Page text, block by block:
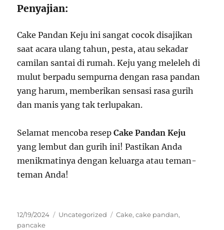
Penyajian:
Cake Pandan Keju ini sangat cocok disajikan
saat acara ulang tahun, pesta, atau sekadar
camilan santai di rumah. Keju yang meleleh di
mulut berpadu sempurna dengan rasa pandan
yang harum, memberikan sensasi rasa gurih
dan manis yang tak terlupakan.
Selamat mencoba resepCake Pandan Keju
yang lembut dan gurih ini! Pastikan Anda
menikmatinya dengan keluarga atau teman-
teman Anda!
Posted
on
12/19/2024 Categories
Uncategorized Tags
Cake,cake pandan,
pancake